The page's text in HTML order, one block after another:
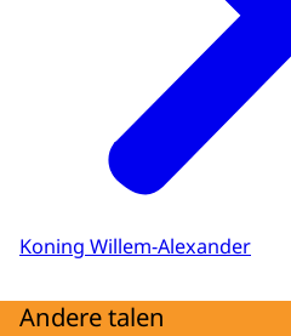
Koning Willem-Alexander
Andere talen